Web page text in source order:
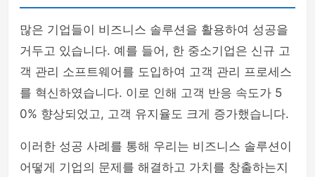
많은 기업들이 비즈니스 솔루션을 활용하여 성공을
거두고 있습니다. 예를 들어, 한 중소기업은 신규 고
객 관리 소프트웨어를 도입하여 고객 관리 프로세스
를 혁신하였습니다. 이로 인해 고객 반응 속도가 5
0% 향상되었고, 고객 유지율도 크게 증가했습니다.
이러한 성공 사례를 통해 우리는 비즈니스 솔루션이
어떻게 기업의 문제를 해결하고 가치를 창출하는지